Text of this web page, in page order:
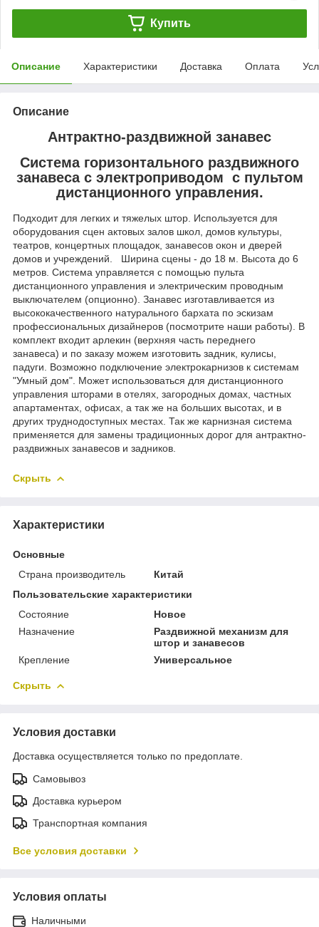
Купить
Описание Характеристики Доставка Оплата
Описание
Антрактно-раздвижной занавес
Система горизонтального раздвижного
занавеса с электроприводом с пультом
дистанционного управления.
Подходит для легких и тяжелых штор. Используется для
оборудования сцен актовых залов школ, домов культуры,
театров, концертных площадок, занавесов окон и дверей
домов и учреждений. Ширина сцены - до 18 м. Высота до 6
метров. Система управляется с помощью пульта
дистанционного управления и электрическим проводным
выключателем (опционно). Занавес изготавливается из
высококачественного натурального бархата по эскизам
профессиональных дизайнеров (посмотрите наши работы). В
комплект входит арлекин (верхняя часть переднего
занавеса) и по заказу можем изготовить задник, кулисы,
падуги. Возможно подключение электрокарнизов к системам
"Умный дом". Может использоваться для дистанционного
управления шторами в отелях, загородных домах, частных
апартаментах, офисах, а так же на больших высотах, и в
других труднодоступных местах. Так же карнизная система
применяется для замены традиционных дорог для антрактно-
раздвижных занавесов и задников.
Скрыть
Характеристики
Основные
Страна производитель
Китай
Пользовательские характеристики
Состояние
Новое
Назначение
Раздвижной механизм для
штор и занавесов
Крепление
Универсальное
Скрыть
Условия доставки
Доставка осуществляется только по предоплате.
Самовывоз
Доставка курьером
Транспортная компания
Все условия доставки
Условия оплаты
Наличными